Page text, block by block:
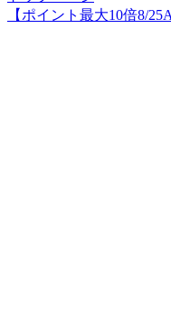
【ポイント最大10倍8/